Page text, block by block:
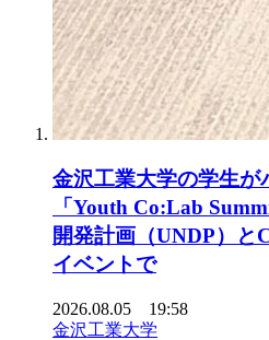
金沢工業大学の学生が
「Youth Co:Lab
開発計画（UNDP）
イベントで
2026.08.05 19:58
金沢工業大学